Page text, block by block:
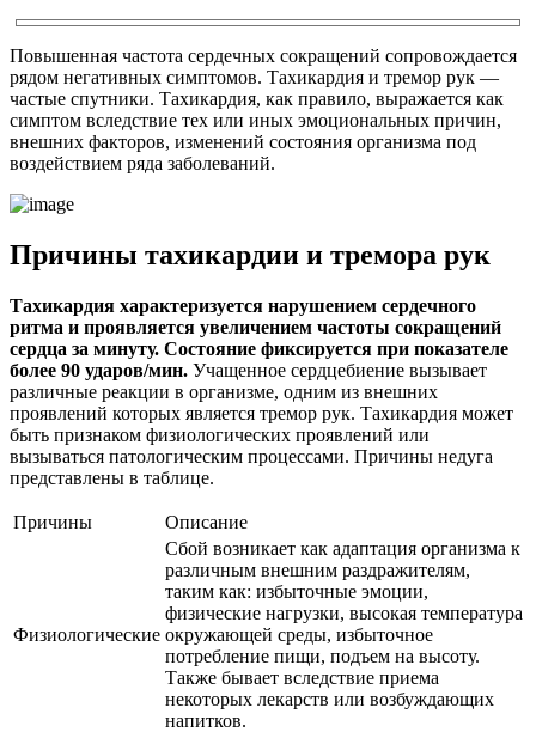
Повышенная частота сердечных сокращений сопровождается
рядом негативных симптомов. Тахикардия и тремор рук —
частые спутники. Тахикардия, как правило, выражается как
симптом вследствие тех или иных эмоциональных причин,
внешних факторов, изменений состояния организма под
воздействием ряда заболеваний.
Причины тахикардии и тремора рук
Тахикардия характеризуется нарушением сердечного
ритма и проявляется увеличением частоты сокращений
сердца за минуту. Состояние фиксируется при показателе
более 90 ударов/мин. Учащенное сердцебиение вызывает
различные реакции в организме, одним из внешних
проявлений которых является тремор рук. Тахикардия может
быть признаком физиологических проявлений или
вызываться патологическим процессами. Причины недуга
представлены в таблице.
Причины Описание
Физиологические
Сбой возникает как адаптация организма к
различным внешним раздражителям,
таким как: избыточные эмоции,
физические нагрузки, высокая температура
окружающей среды, избыточное
потребление пищи, подъем на высоту.
Также бывает вследствие приема
некоторых лекарств или возбуждающих
напитков.